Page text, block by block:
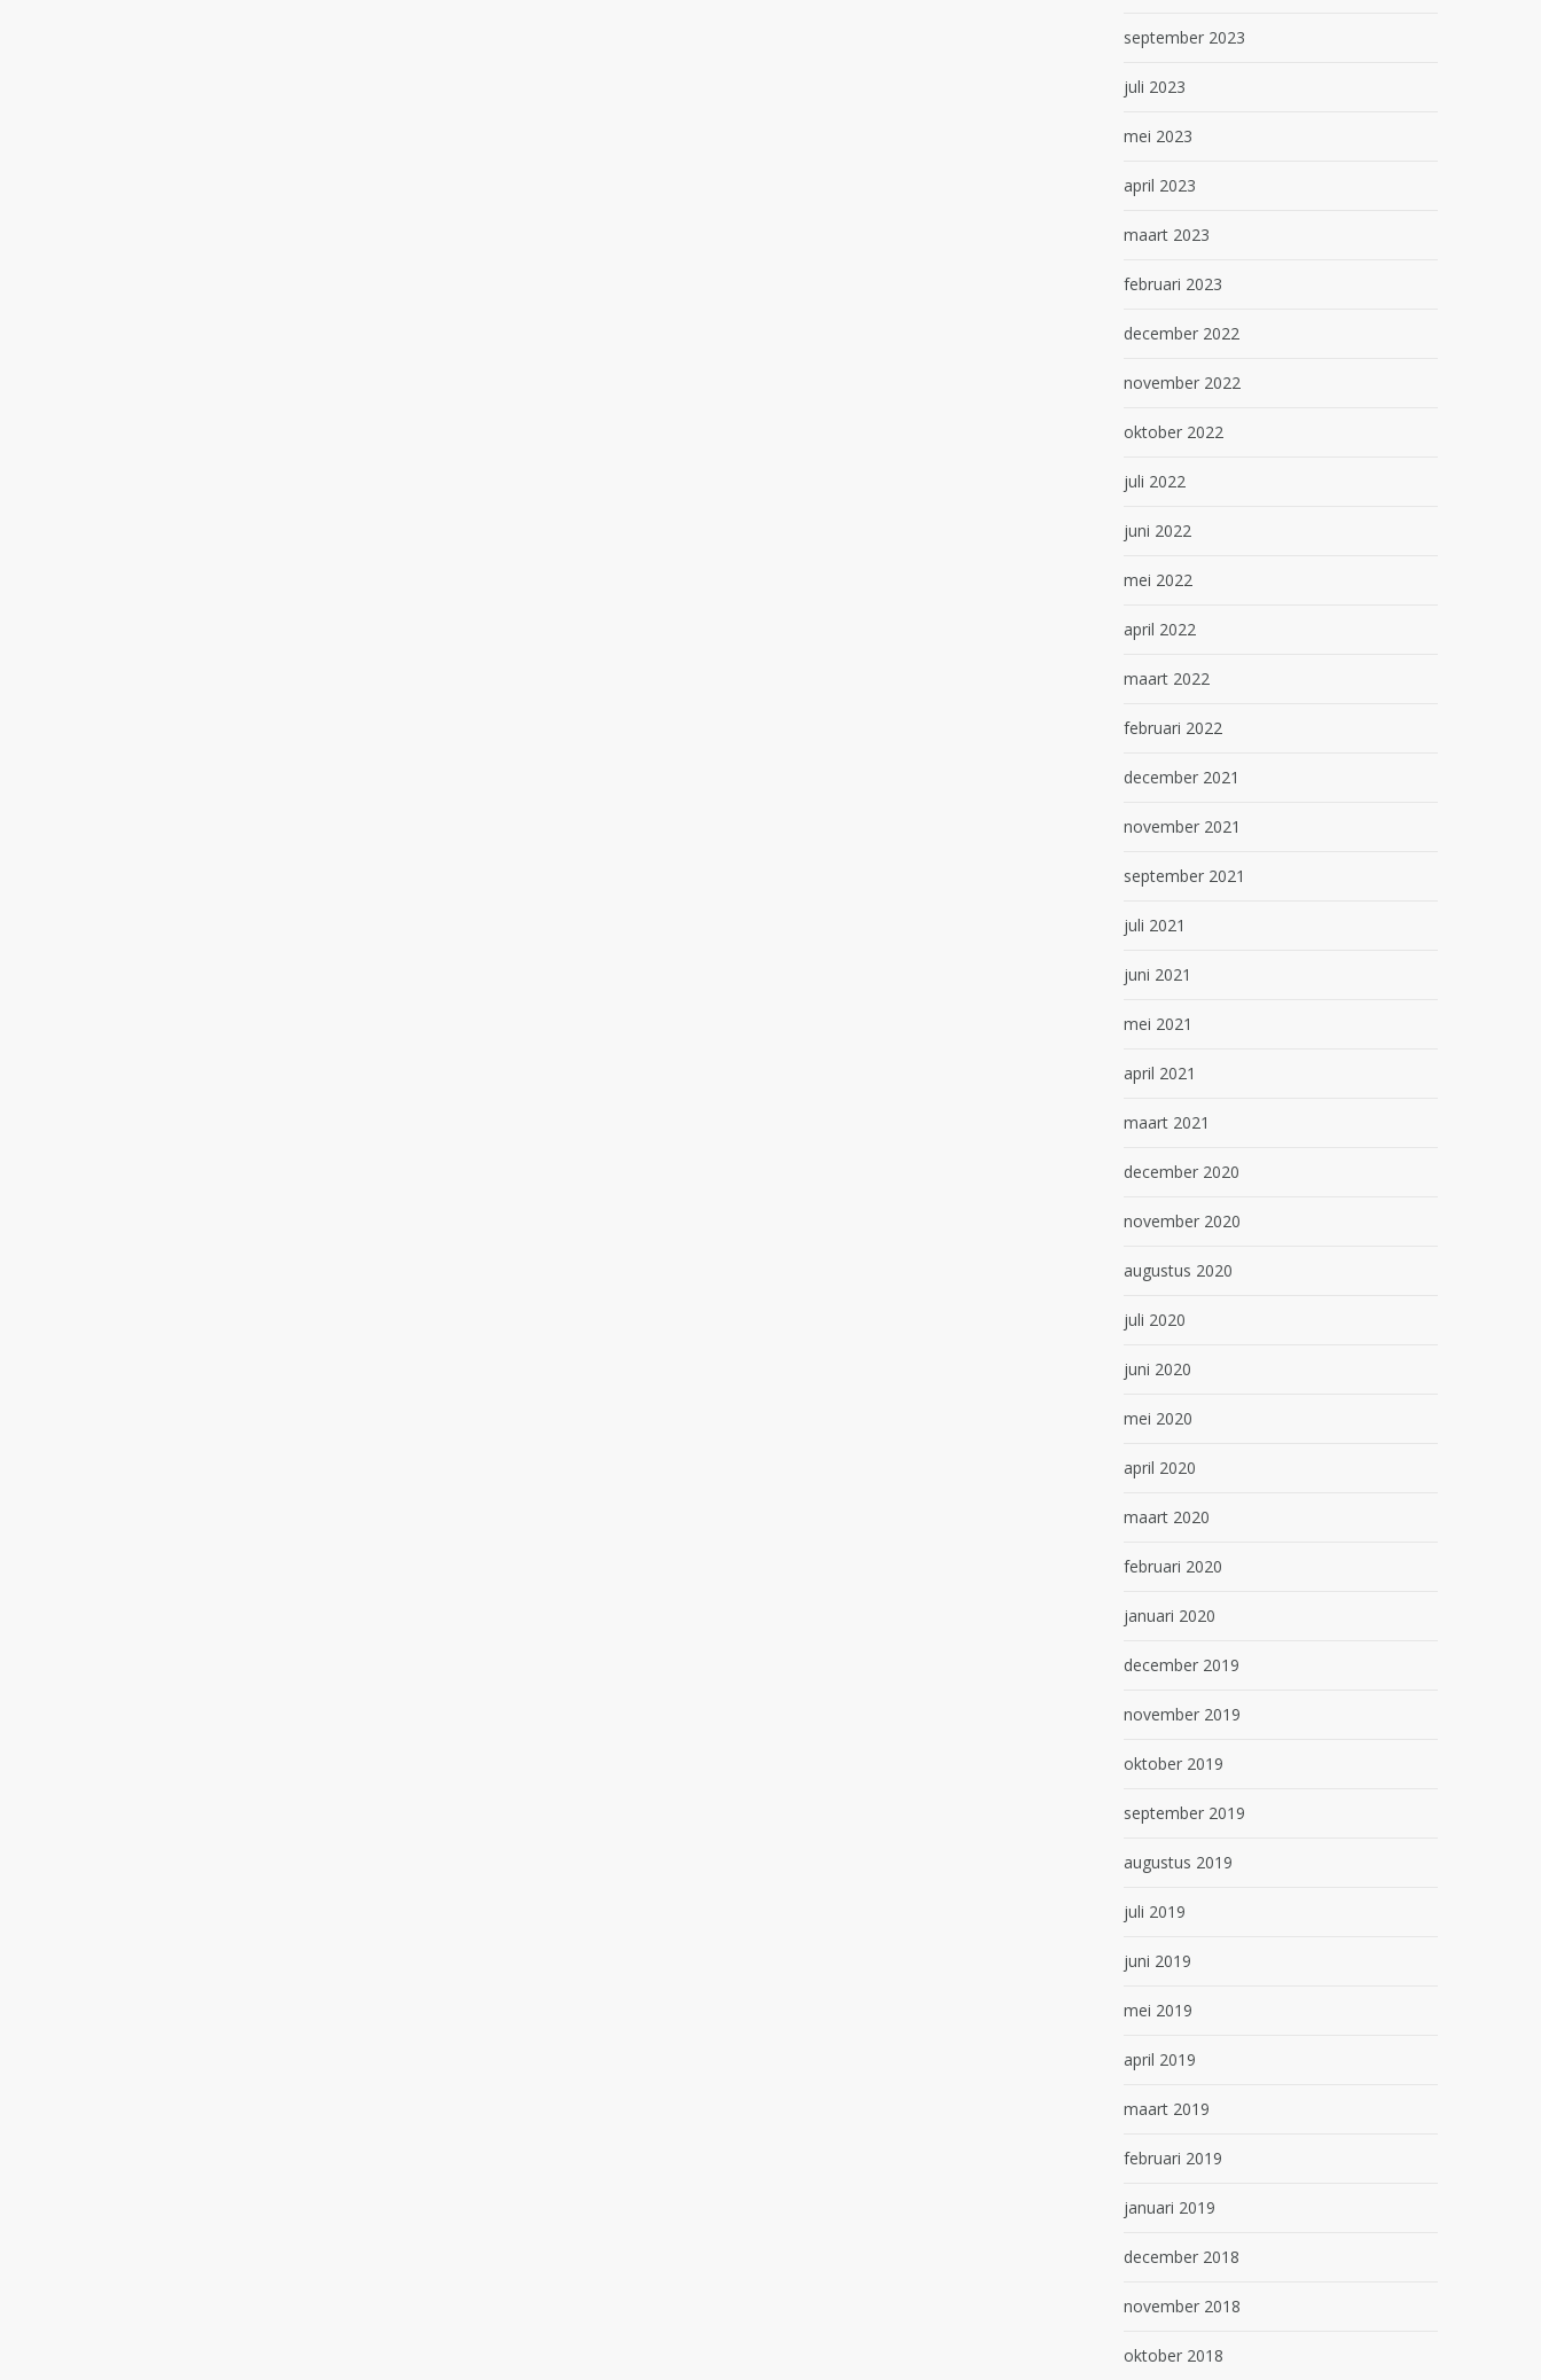
september 2023
juli 2023
mei 2023
april 2023
maart 2023
februari 2023
december 2022
november 2022
oktober 2022
juli 2022
juni 2022
mei 2022
april 2022
maart 2022
februari 2022
december 2021
november 2021
september 2021
juli 2021
juni 2021
mei 2021
april 2021
maart 2021
december 2020
november 2020
augustus 2020
juli 2020
juni 2020
mei 2020
april 2020
maart 2020
februari 2020
januari 2020
december 2019
november 2019
oktober 2019
september 2019
augustus 2019
juli 2019
juni 2019
mei 2019
april 2019
maart 2019
februari 2019
januari 2019
december 2018
november 2018
oktober 2018